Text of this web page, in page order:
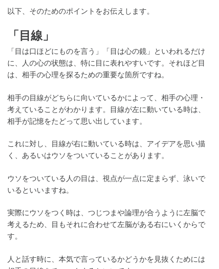
以下、そのためのポイントをお伝えします。
「目線」
「目は口ほどにものを言う」「目は心の鏡」といわれるだけ
に、人の心の状態は、特に目に表れやすいです。それほど目
は、相手の心理を探るための重要な箇所ですね。
相手の目線がどちらに向いているかによって、相手の心理・
考えていることがわかります。目線が左に動いている時は、
相手が記憶をたどって思い出しています。
これに対し、目線が右に動いている時は、アイデアを思い描
く、あるいはウソをついていることがあります。
ウソをついている人の目は、視点が一点に定まらず、泳いで
いるといいますね。
実際にウソをつく時は、つじつまや論理が合うように左脳で
考えるため、目もそれに合わせて左脳がある右にいくからで
す。
人と話す時に、本気で言っているかどうかを見抜くためには